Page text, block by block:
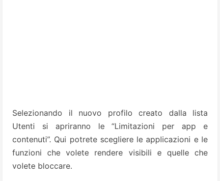
Selezionando il nuovo profilo creato dalla lista
Utenti si apriranno le “Limitazioni per app e
contenuti”. Qui potrete scegliere le applicazioni e le
funzioni che volete rendere visibili e quelle che
volete bloccare.